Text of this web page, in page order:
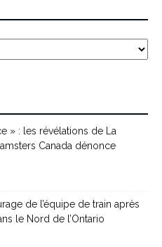
» : les révélations de La
Canada dénonce
de l’équipe de train après
le Nord de l’Ontario